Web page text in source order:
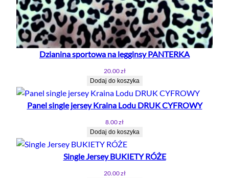
Dzianina sportowa na legginsy PANTERKA
20.00zł
Dodaj do koszyka
Panel single jersey Kraina Lodu DRUK CYFROWY
8.00zł
Dodaj do koszyka
Single Jersey BUKIETY RÓŻE
20.00zł